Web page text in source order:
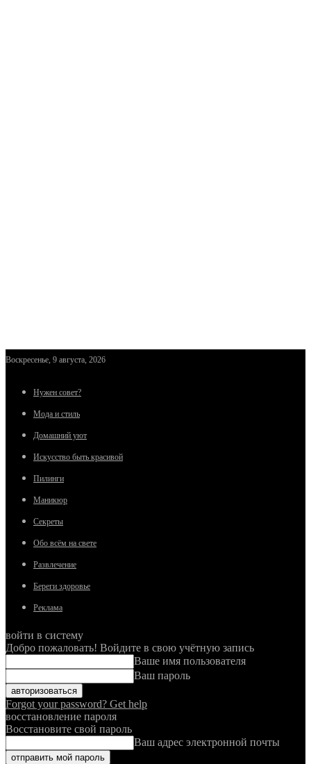
Воскресенье, 9 августа, 2026
Нужен совет?
Мода и стиль
Домашний уют
Искусство быть красивой
Пилинги
Маникюр
Секреты
Обо всём на свете
Развлечение
Береги здоровье
Реклама
войти в систему
Добро пожаловать! Войдите в свою учётную запись
Ваше имя пользователя
Ваш пароль
Forgot your password? Get help
восстановление пароля
Восстановите свой пароль
Ваш адрес электронной почты